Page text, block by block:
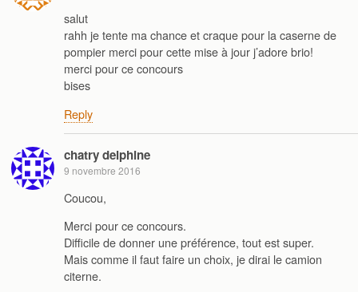
salut
rahh je tente ma chance et craque pour la caserne de
pompier merci pour cette mise à jour j’adore brio!
merci pour ce concours
bises
Reply
chatry delphine
9 novembre 2016
Coucou,
Merci pour ce concours.
Difficile de donner une préférence, tout est super.
Mais comme il faut faire un choix, je dirai le camion
citerne.